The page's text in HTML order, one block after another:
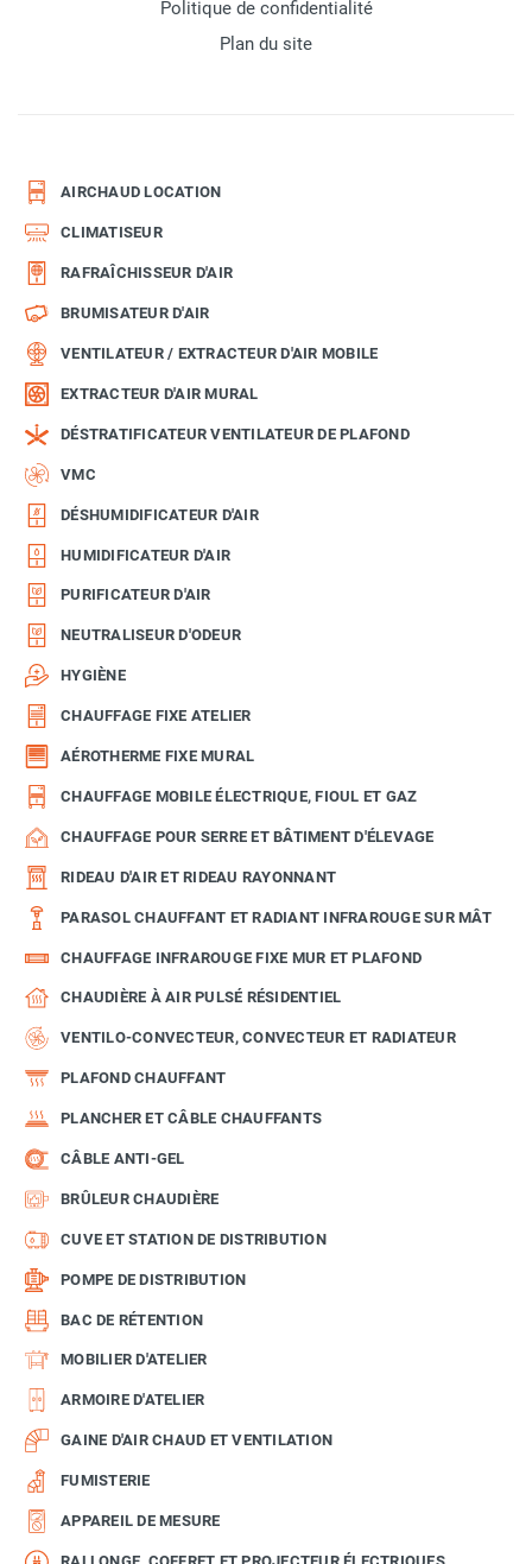
Politique de confidentialité
Plan du site
AIRCHAUD LOCATION
CLIMATISEUR
RAFRAÎCHISSEUR D'AIR
BRUMISATEUR D'AIR
VENTILATEUR / EXTRACTEUR D'AIR MOBILE
EXTRACTEUR D'AIR MURAL
DÉSTRATIFICATEUR VENTILATEUR DE PLAFOND
VMC
DÉSHUMIDIFICATEUR D'AIR
HUMIDIFICATEUR D'AIR
PURIFICATEUR D'AIR
NEUTRALISEUR D'ODEUR
HYGIÈNE
CHAUFFAGE FIXE ATELIER
AÉROTHERME FIXE MURAL
CHAUFFAGE MOBILE ÉLECTRIQUE, FIOUL ET GAZ
CHAUFFAGE POUR SERRE ET BÂTIMENT D'ÉLEVAGE
RIDEAU D'AIR ET RIDEAU RAYONNANT
PARASOL CHAUFFANT ET RADIANT INFRAROUGE SUR MÂT
CHAUFFAGE INFRAROUGE FIXE MUR ET PLAFOND
CHAUDIÈRE À AIR PULSÉ RÉSIDENTIEL
VENTILO-CONVECTEUR, CONVECTEUR ET RADIATEUR
PLAFOND CHAUFFANT
PLANCHER ET CÂBLE CHAUFFANTS
CÂBLE ANTI-GEL
BRÛLEUR CHAUDIÈRE
CUVE ET STATION DE DISTRIBUTION
POMPE DE DISTRIBUTION
BAC DE RÉTENTION
MOBILIER D'ATELIER
ARMOIRE D'ATELIER
GAINE D'AIR CHAUD ET VENTILATION
FUMISTERIE
APPAREIL DE MESURE